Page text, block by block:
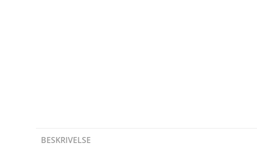
BESKRIVELSE